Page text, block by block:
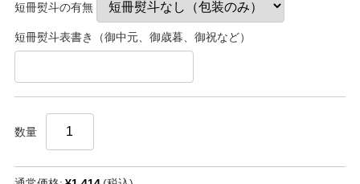
短冊熨斗の有無
短冊熨斗表書き（御中元、御歳暮、御祝など）
数量